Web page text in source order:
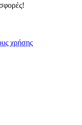
χρήσης